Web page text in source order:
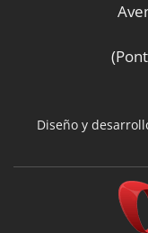
Diseño y